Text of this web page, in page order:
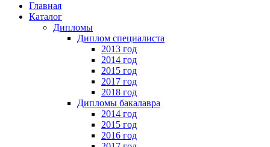
Главная
Каталог
Дипломы
Диплом специалиста
2013 год
2014 год
2015 год
2017 год
2018 год
Дипломы бакалавра
2014 год
2015 год
2016 год